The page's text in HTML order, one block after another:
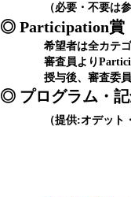
（必要・不要は参加
◎ Participation賞
希望者は全カテゴリ
審査員より
授与後、審査委員と
◎ プログラム・
（提供:オデット・ト